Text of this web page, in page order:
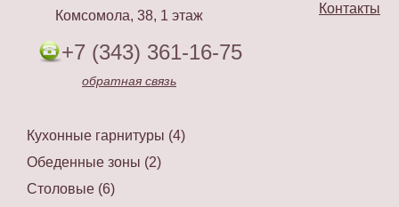
Контакты
Комсомола, 38, 1 этаж
+7 (343) 361-16-75
обратная связь
Кухонные гарнитуры (4)
Обеденные зоны (2)
Столовые (6)